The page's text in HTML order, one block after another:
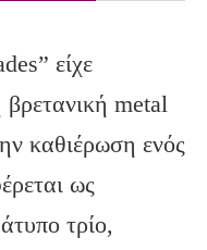
είχε
βρετανική metal
καθιέρωση ενός
ως
τρίο,